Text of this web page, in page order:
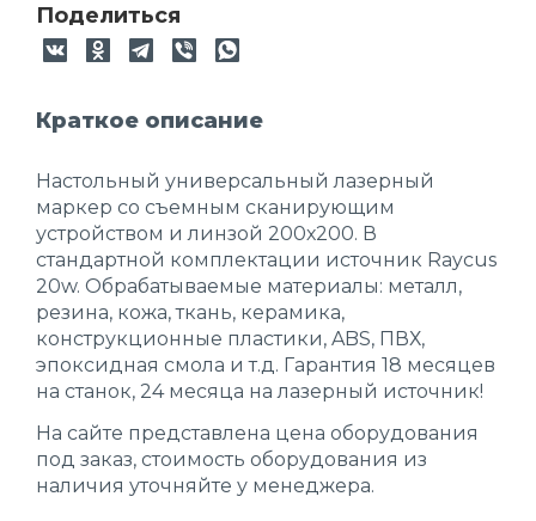
Поделиться
Краткое описание
Настольный универсальный лазерный
маркер со съемным сканирующим
устройством и линзой 200х200. В
стандартной комплектации источник Raycus
20w. Обрабатываемые материалы: металл,
резина, кожа, ткань, керамика,
конструкционные пластики, ABS, ПВХ,
эпоксидная смола и т.д. Гарантия 18 месяцев
на станок, 24 месяца на лазерный источник!
На сайте представлена цена оборудования
под заказ, стоимость оборудования из
наличия уточняйте у менеджера.